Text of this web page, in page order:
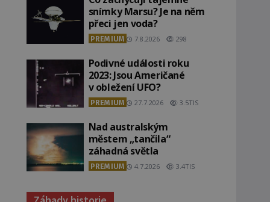
snímky Marsu? Je na něm
přeci jen voda?
PREMIUM 7.8.2026 298
Podivné události roku
2023: Jsou Američané
v obležení UFO?
PREMIUM 27.7.2026 3.5TIS
Nad australským
městem „tančila“
záhadná světla
PREMIUM 4.7.2026 3.4TIS